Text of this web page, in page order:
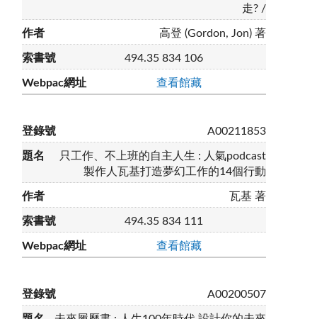
走? /
高登 (Gordon, Jon) 著
494.35 834 106
查看館藏
A00211853
只工作、不上班的自主人生 : 人氣podcast
製作人瓦基打造夢幻工作的14個行動
瓦基 著
494.35 834 111
查看館藏
A00200507